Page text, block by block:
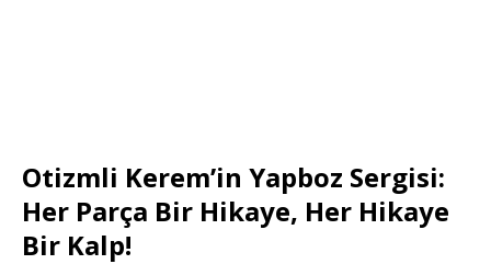
Otizmli Kerem’in Yapboz Sergisi:
Her Parça Bir Hikaye, Her Hikaye
Bir Kalp!